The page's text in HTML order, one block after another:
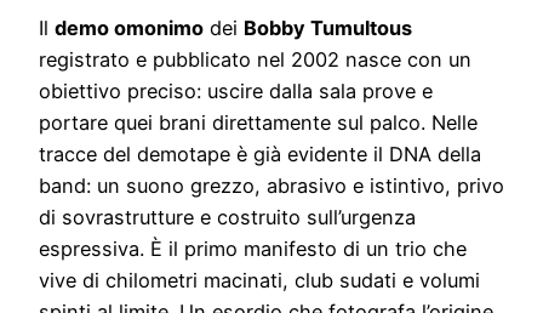
Il demo omonimo dei Bobby Tumultous
registrato e pubblicato nel 2002 nasce con un
obiettivo preciso: uscire dalla sala prove e
portare quei brani direttamente sul palco. Nelle
tracce del demotape è già evidente il DNA della
band: un suono grezzo, abrasivo e istintivo, privo
di sovrastrutture e costruito sull’urgenza
espressiva. È il primo manifesto di un trio che
vive di chilometri macinati, club sudati e volumi